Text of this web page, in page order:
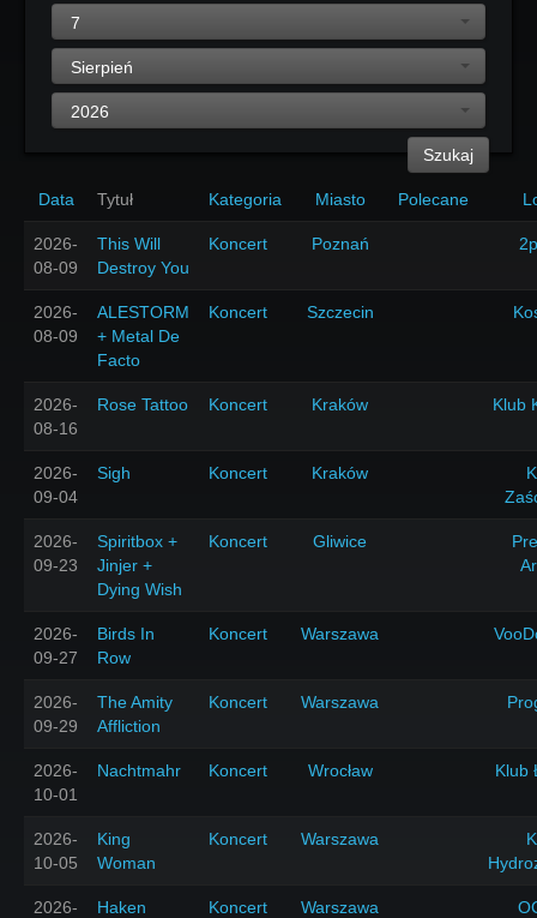
7
Sierpień
2026
Szukaj
Data Tytuł Kategoria Miasto Polecane
2026-
08-09
This Will
Destroy You
Koncert Poznań
2026-
08-09
ALESTORM
+ Metal De
Facto
Koncert Szczecin
2026-
08-16
Rose Tattoo Koncert Kraków Klub
2026-
09-04
Sigh Koncert Kraków
2026-
09-23
Spiritbox +
Jinjer +
Dying Wish
Koncert Gliwice
2026-
09-27
Birds In
Row
Koncert Warszawa
2026-
09-29
The Amity
Affliction
Koncert Warszawa
2026-
10-01
Nachtmahr Koncert Wrocław Klub
2026-
10-05
King
Woman
Koncert Warszawa
2026-
Haken Koncert Warszawa